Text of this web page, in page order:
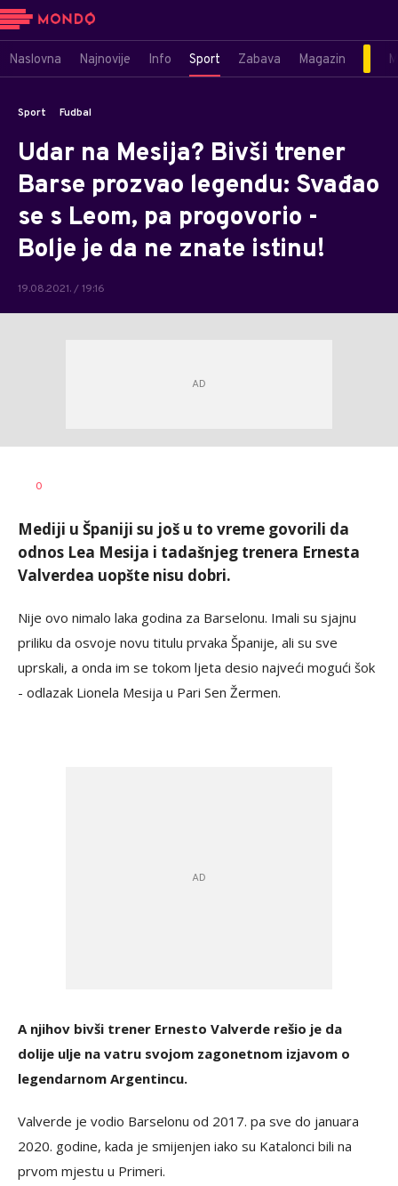
Naslovna Najnovije Info Sport Zabava Magazin
Sport Fudbal
Udar na Mesija? Bivši trener
Barse prozvao legendu: Svađao
se s Leom, pa progovorio -
Bolje je da ne znate istinu!
19.08.2021. / 19:16
0
Mediji u Španiji su još u to vreme govorili da
odnos Lea Mesija i tadašnjeg trenera Ernesta
Valverdea uopšte nisu dobri.
Nije ovo nimalo laka godina za Barselonu. Imali su sjajnu
priliku da osvoje novu titulu prvaka Španije, ali su sve
uprskali, a onda im se tokom ljeta desio najveći mogući šok
- odlazak Lionela Mesija u Pari Sen Žermen.
A njihov bivši trener Ernesto Valverde rešio je da
dolije ulje na vatru svojom zagonetnom izjavom o
legendarnom Argentincu.
Valverde je vodio Barselonu od 2017. pa sve do januara
2020. godine, kada je smijenjen iako su Katalonci bili na
prvom mjestu u Primeri.